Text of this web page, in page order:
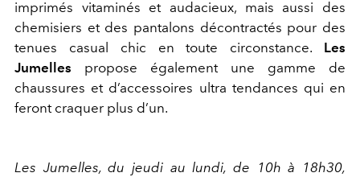
imprimés vitaminés et audacieux, mais aussi des
chemisiers et des pantalons décontractés pour des
tenues casual chic en toute circonstance. Les
Jumelles propose également une gamme de
chaussures et d’accessoires ultra tendances qui en
feront craquer plus d’un.
Les Jumelles, du jeudi au lundi, de 10h à 18h30,